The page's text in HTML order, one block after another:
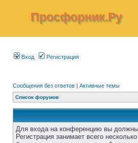
Просфорник.Ру
Вход Регистрация
Сообщения без ответов | Активные темы
Список форумов
Для входа на конференцию вы должны
Регистрация занимает всего